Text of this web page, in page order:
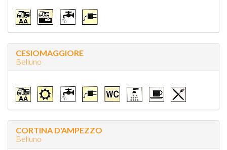
CESIOMAGGIORE
Belluno
CORTINA D'AMPEZZO
Belluno